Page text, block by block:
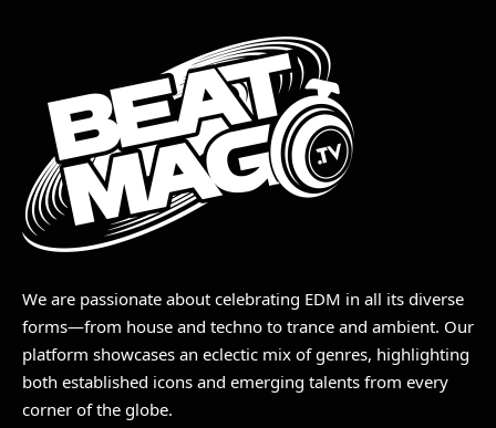
We are passionate about celebrating EDM in all its diverse
forms—from house and techno to trance and ambient. Our
platform showcases an eclectic mix of genres, highlighting
both established icons and emerging talents from every
corner of the globe.